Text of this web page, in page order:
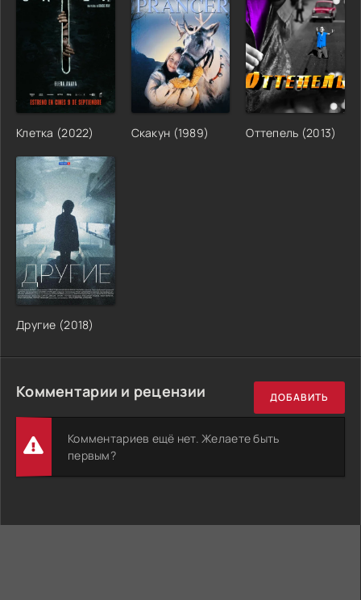
Клетка (2022) Скакун (1989) Оттепель (2013)
Другие (2018)
Комментарии и рецензии ДОБАВИТЬ
Комментариев ещё нет. Желаете быть
первым?